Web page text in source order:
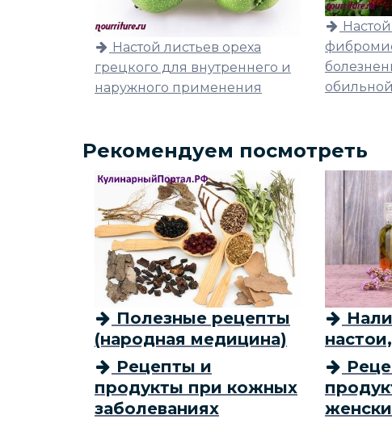
Настой листьев ореха
грецкого для внутреннего и
наружного применения
Рекомендуем посмотреть
Полезные рецепты
(народная медицина)
Рецепты и
продукты при кожных
заболеваниях